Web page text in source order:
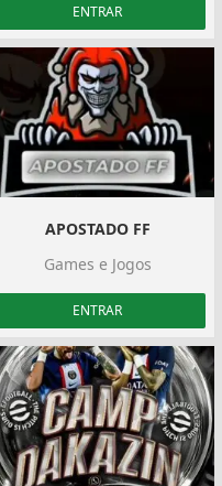
ENTRAR
APOSTADO FF
Games e Jogos
ENTRAR